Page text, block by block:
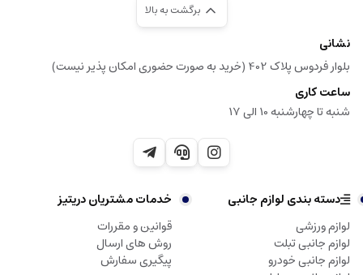
برگشت به بالا
نشانی
بلوار فردوس پلاک 402 (خرید به صورت حضوری امکان پذیر نیست)
ساعت کاری
شنبه تا چهارشنبه 10 الی 17
دسته بندی لوازم جانبی
لوازم ورزشی
لوازم جانبی تبلت
لوازم جانبی خودرو
خدمات مشتریان دریتیز
قوانین و مقررات
روش های ارسال
پیگیری سفارش